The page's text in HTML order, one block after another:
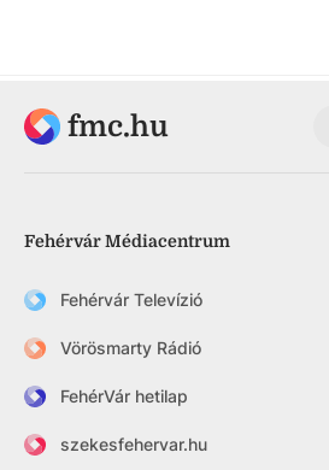
fmc.hu
Fehérvár Médiacentrum
Fehérvár Televízió
Vörösmarty Rádió
FehérVár hetilap
szekesfehervar.hu